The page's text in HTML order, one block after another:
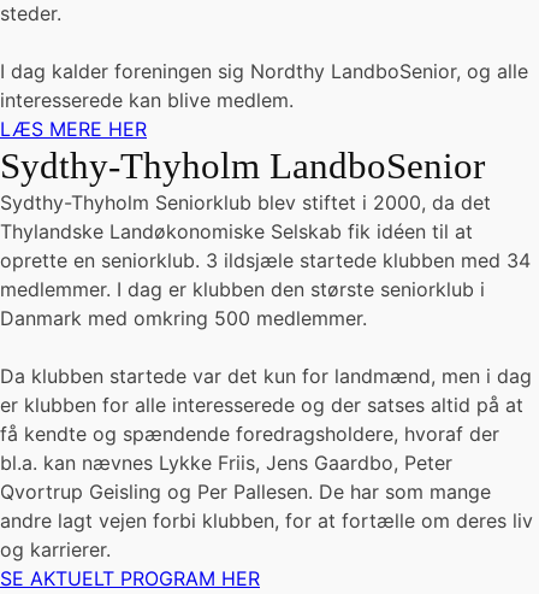
steder.
I dag kalder foreningen sig Nordthy LandboSenior, og alle
interesserede kan blive medlem.
LÆS MERE HER
Sydthy-Thyholm LandboSenior
Sydthy-Thyholm Seniorklub blev stiftet i 2000, da det
Thylandske Landøkonomiske Selskab fik idéen til at
oprette en seniorklub. 3 ildsjæle startede klubben med 34
medlemmer. I dag er klubben den største seniorklub i
Danmark med omkring 500 medlemmer.
Da klubben startede var det kun for landmænd, men i dag
er klubben for alle interesserede og der satses altid på at
få kendte og spændende foredragsholdere, hvoraf der
bl.a. kan nævnes Lykke Friis, Jens Gaardbo, Peter
Qvortrup Geisling og Per Pallesen. De har som mange
andre lagt vejen forbi klubben, for at fortælle om deres liv
og karrierer.
SE AKTUELT PROGRAM HER